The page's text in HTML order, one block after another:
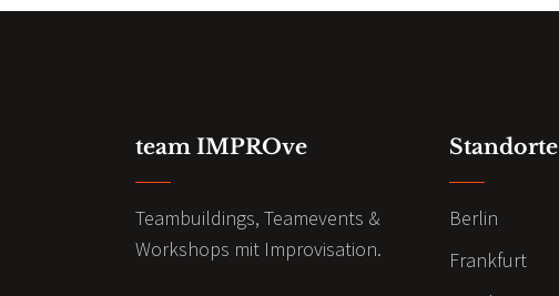
team IMPROve
Teambuildings, Teamevents &
Workshops mit Improvisation.
Standorte
Berlin
Frankfurt